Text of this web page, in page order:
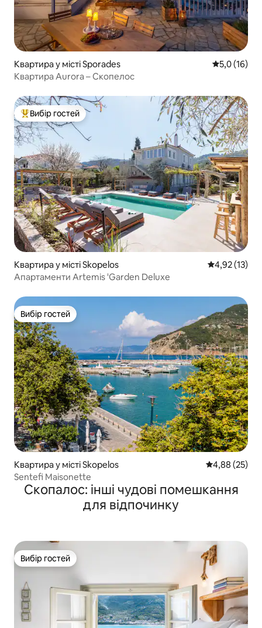
Квартира у місті Sporades Середня
5,0 (16)
Квартира Aurora – Скопелос
Топ вибір гостей
Вибір гостей
Квартира у місті Skopelos Середня
4,92 (13)
Апартаменти Artemis 'Garden Deluxe
Вибір гостей
Вибір гостей
Квартира у місті Skopelos Середня
4,88 (25)
Sentefi Maisonette
Скопалос: інші чудові помешкання
для відпочинку
Вибір гостей
Вибір гостей